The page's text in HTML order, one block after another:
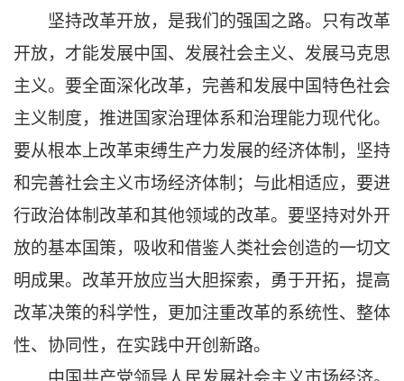
坚持改革开放，是我们的强国之路。只有改革
开放，才能发展中国、发展社会主义、发展马克思
主义。要全面深化改革，完善和发展中国特色社会
主义制度，推进国家治理体系和治理能力现代化。
要从根本上改革束缚生产力发展的经济体制，坚持
和完善社会主义市场经济体制；与此相适应，要进
行政治体制改革和其他领域的改革。要坚持对外开
放的基本国策，吸收和借鉴人类社会创造的一切文
明成果。改革开放应当大胆探索，勇于开拓，提高
改革决策的科学性，更加注重改革的系统性、整体
性、协同性，在实践中开创新路。